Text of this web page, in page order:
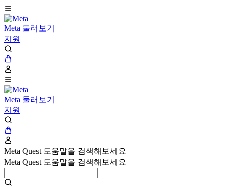
Meta 둘러보기
지원
Meta 둘러보기
지원
Meta Quest 도움말을 검색해보세요
Meta Quest 도움말을 검색해보세요